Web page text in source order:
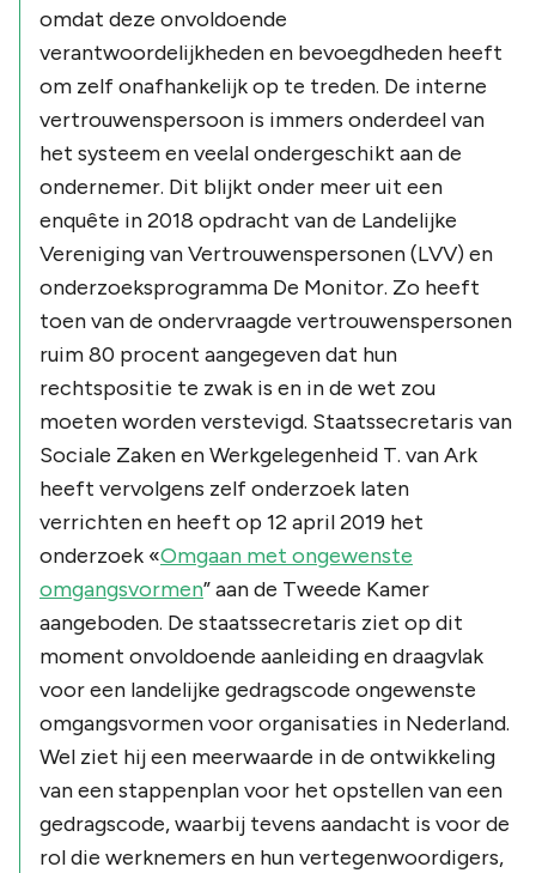
omdat deze onvoldoende
verantwoordelijkheden en bevoegdheden heeft
om zelf onafhankelijk op te treden. De interne
vertrouwenspersoon is immers onderdeel van
het systeem en veelal ondergeschikt aan de
ondernemer. Dit blijkt onder meer uit een
enquête in 2018 opdracht van de Landelijke
Vereniging van Vertrouwenspersonen (LVV) en
onderzoeksprogramma De Monitor. Zo heeft
toen van de ondervraagde vertrouwenspersonen
ruim 80 procent aangegeven dat hun
rechtspositie te zwak is en in de wet zou
moeten worden verstevigd. Staatssecretaris van
Sociale Zaken en Werkgelegenheid T. van Ark
heeft vervolgens zelf onderzoek laten
verrichten en heeft op 12 april 2019 het
onderzoek «Omgaan met ongewenste
omgangsvormen” aan de Tweede Kamer
aangeboden. De staatssecretaris ziet op dit
moment onvoldoende aanleiding en draagvlak
voor een landelijke gedragscode ongewenste
omgangsvormen voor organisaties in Nederland.
Wel ziet hij een meerwaarde in de ontwikkeling
van een stappenplan voor het opstellen van een
gedragscode, waarbij tevens aandacht is voor de
rol die werknemers en hun vertegenwoordigers,